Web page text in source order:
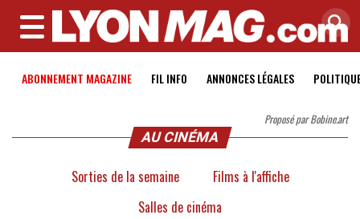
MENU
ABONNEMENT MAGAZINE FIL INFO ANNONCES LÉGALES
Proposé par Bobine.art
AU CINÉMA
Sorties de la semaine
Films à l'affiche
Salles de cinéma